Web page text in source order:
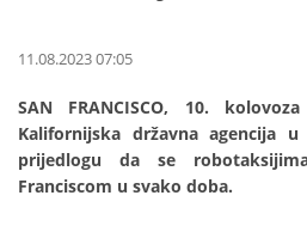
11.08.2023 07:05
SAN FRANCISCO, 10.
Kalifornijska državna agencija
prijedlogu da se
Franciscom u svako doba.